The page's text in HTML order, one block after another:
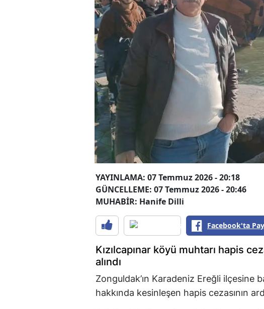
YAYINLAMA: 07 Temmuz 2026 - 20:18
GÜNCELLEME: 07 Temmuz 2026 - 20:46
MUHABİR: Hanife Dilli
Facebook'ta
Kızılcapınar köyü muhtarı hapis
alındı
Zonguldak’ın Karadeniz Ereğli ilçesine
hakkında kesinleşen hapis cezasının